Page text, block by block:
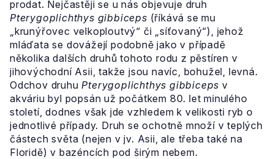
prodat. Nejčastěji se u nás objevuje druh
Pterygoplichthys gibbiceps (říkává se mu
„krunýřovec velkoploutvý“ či „síťovaný“), jehož
mláďata se dovážejí podobně jako v případě
několika dalších druhů tohoto rodu z pěstíren v
jihovýchodní Asii, takže jsou navíc, bohužel, levná.
Odchov druhuPterygoplichthys gibbiceps v
akváriu byl popsán už počátkem 80. let minulého
století, dodnes však jde vzhledem k velikosti ryb o
jednotlivé případy. Druh se ochotně množí v teplých
částech světa (nejen v jv. Asii, ale třeba také na
Floridě) v bazéncích pod širým nebem.